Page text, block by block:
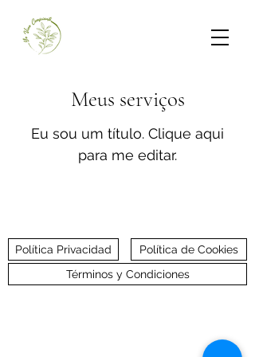
Meus serviços
Eu sou um título. ​Clique aqui
para me editar.
Política Privacidad
Política de Cookies
Términos y Condiciones